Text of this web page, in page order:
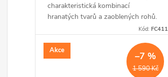
charakteristická kombinací
hranatých tvarů a zaoblených rohů.
Série: FACTOR • Šířka: 215 mm •
• Barva: Chrom •...
Kód:FC411
Akce
1 590 Kč
–7 %